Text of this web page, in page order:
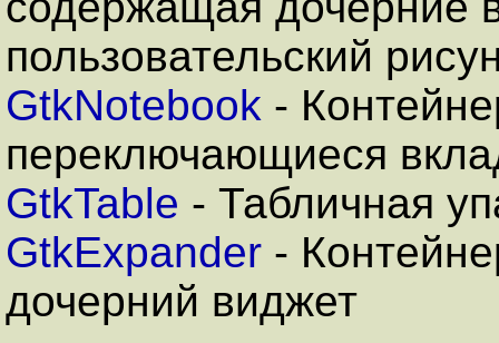
пользовательский
GtkNotebook -
переключающиеся
GtkTable - Табличная
GtkExpander -
дочерний виджет